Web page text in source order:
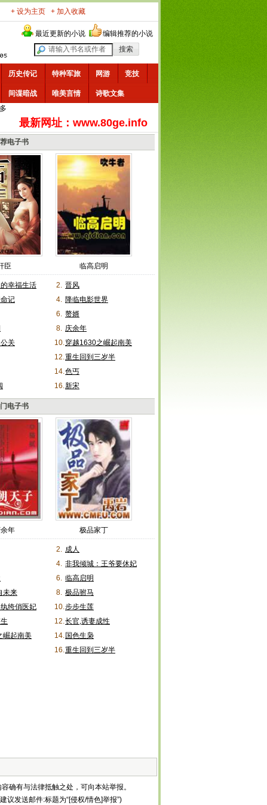
+ 设为主页 + 加入收藏
最近更新的小说 编辑推荐的小说
历史传记 特种军旅 网游 竞技
间谍暗战 唯美言情
诗歌文集
最新网址：www.80ge.info
电子书
臣 临高启明
幸福生活 2. 晋风
记 4. 降临电影世界
6. 赘婿
8. 庆余年
关 10.穿越1630之崛起南美
12.重生回到三岁半
14.色丐
16.新宋
电子书
年 极品家丁
2. 成人
4. 非我倾城：王爷要休妃
6. 临高启明
未来 8. 极品驸马
绔俏医妃 10.步步生莲
12.长官,诱妻成性
崛起南美 14. 国色生枭
16.重生回到三岁半
确有与法律抵触之处，可向本站举报。
议发送邮件:标题为“[侵权/情色]举报”)